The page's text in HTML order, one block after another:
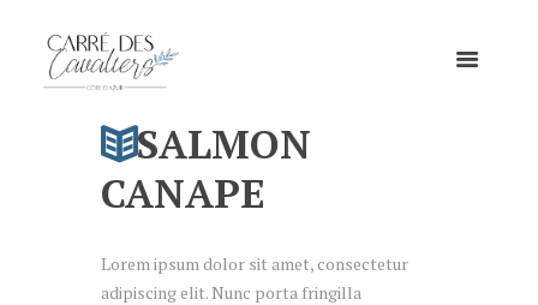
SALMON
CANAPE
Lorem ipsum dolor sit amet, consectetur
adipiscing elit. Nunc porta fringilla